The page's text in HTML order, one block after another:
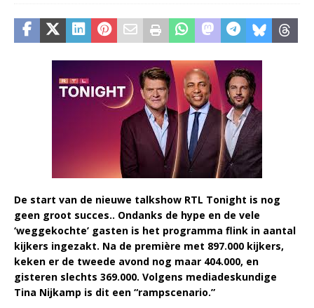
De start van de nieuwe talkshow RTL Tonight is nog
geen groot succes.. Ondanks de hype en de vele
‘weggekochte’ gasten is het programma flink in aantal
kijkers ingezakt. Na de première met 897.000 kijkers,
keken er de tweede avond nog maar 404.000, en
gisteren slechts 369.000. Volgens mediadeskundige
Tina Nijkamp is dit een “rampscenario.”